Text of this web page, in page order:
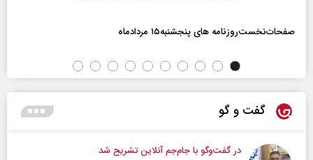
صفحات‌نخست‌روزنامه ها‌ی پنجشنبه‌۱۵ مردادماه
گفت و گو
در گفت‌و‌گو با جام‌جم آنلاین تشریح شد